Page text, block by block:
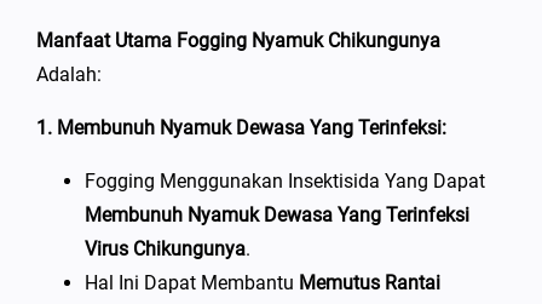
Manfaat Utama Fogging Nyamuk Chikungunya
Adalah:
1. Membunuh Nyamuk Dewasa Yang Terinfeksi:
Fogging Menggunakan Insektisida Yang Dapat
Membunuh Nyamuk Dewasa Yang Terinfeksi
Virus Chikungunya.
Hal Ini Dapat Membantu Memutus Rantai